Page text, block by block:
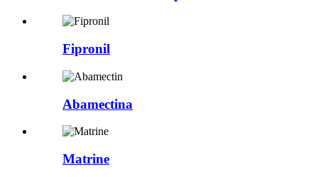
Fipronil
Abamectina
Matrine